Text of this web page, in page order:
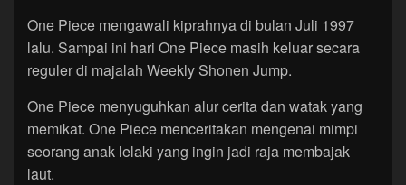
One Piece mengawali kiprahnya di bulan Juli 1997
lalu. Sampai ini hari One Piece masih keluar secara
reguler di majalah Weekly Shonen Jump.
One Piece menyuguhkan alur cerita dan watak yang
memikat. One Piece menceritakan mengenai mimpi
seorang anak lelaki yang ingin jadi raja membajak
laut.